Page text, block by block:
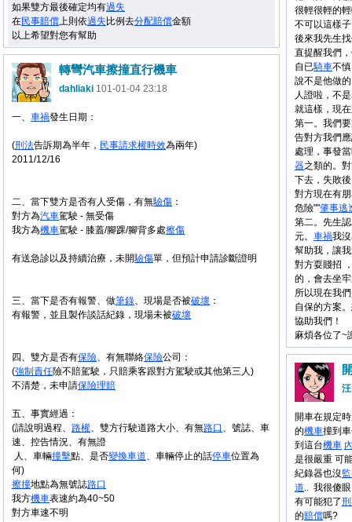
很輕很輕的
不可以這樣
後來我先生
直提醒我們
自已騎車不
說不是他做
人證啦，不
就這樣，現
第一。我們
告對方我們
處理，事發
器之類的。
下去，失敗
對方現在有
危險""肇事逃
第二。先生
元。 車禍我
幫助我，讓
對方耍賤招
的，會去坐
所以現在我
自保的方案
協助我們！
麻煩各位了~
如果雙方最後確定均有過失
在民事賠償上則依過失 比例去分配賠償金額
以上希望對您有幫助
轉彎汽車擦撞直行機車
dahliaki 101-01-04 23:18
一、 車禍發生日期：
(刑法告訴期為半年， 民事請求權時效為兩年)
2011/12/16
二、當下雙方是否有人受傷，有無驗傷 ：
對方為汽車駕駛 - 無受傷
我方為機車駕駛 - 膝蓋/腳踝/腳背多處擦傷
有送急診以及持續治療，未開驗傷單，但預計申請診斷證明
三、當下是否有報警、做筆錄、現場是否被破壞 ：
有報警，並且製作談話紀錄，現場未被破壞
四、雙方是否有保險、有無聯絡保險公司：
(強制 責任險不賠駕駛，只賠乘客跟對方駕駛或其他第三人)
不清楚，未申請保險理賠
五、事實經過：
(請說明過程、 路權、雙方行駛道路大小、有無路口 、號誌、車
速、控告情況、有無證
人、車輛撞擊點、是否變換車道、車輛停止的話停車位置為
何)
擦撞地點為無號誌路口
我方機車表速約為40~50
對方車速不明
汪
開車在規定
的機車撞到
到這台機車
是很嚴重 可
紀錄器也沒
道.. 我很傻
有可能犯了
的賠償嗎?